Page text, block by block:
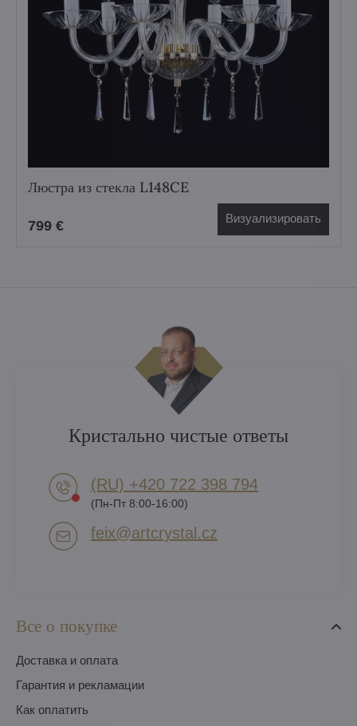
Люстра из стекла L148CE
799 € Визуализировать
Все о покупке
Доставка и оплата
Гарантия и рекламации
Как оплатить
Кристально чистые ответы
(RU) +420 722 398 794​
(Пн-Пт 8:00-16:00)
feix​@artcrystal​.cz